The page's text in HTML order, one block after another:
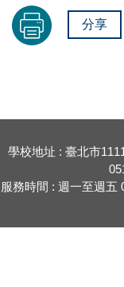
分享
學校地址 : 臺北市
服務時間 : 週一至週五